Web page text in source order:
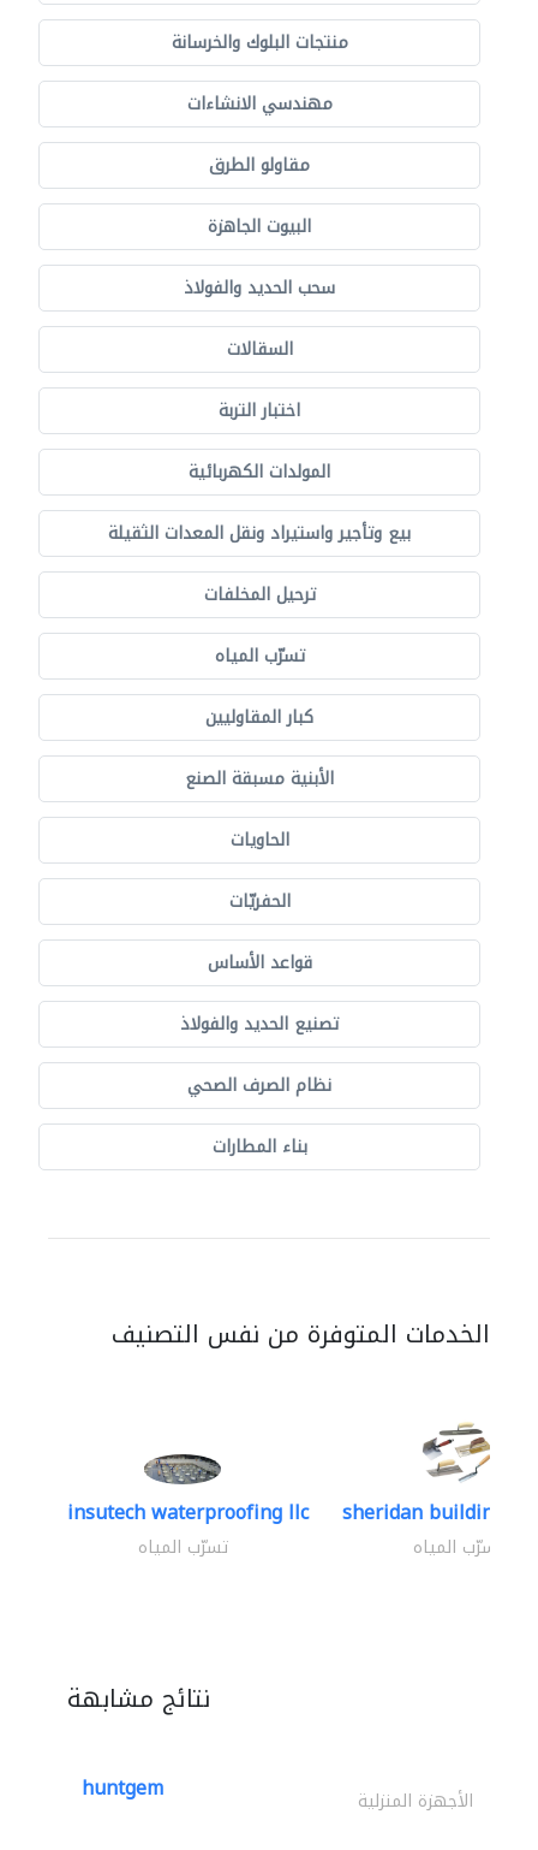
منتجات البلوك والخرسانة
مهندسي الانشاءات
مقاولو الطرق
البيوت الجاهزة
سحب الحديد والفولاذ
السقالات
اختبار التربة
المولدات الكهربائية
بيع وتأجير واستيراد ونقل المعدات الثقيلة
ترحيل المخلفات
تسرّب المياه
كبار المقاوليين
الأبنية مسبقة الصنع
الحاويات
الحفريّات
قواعد الأساس
تصنيع الحديد والفولاذ
نظام الصرف الصحي
بناء المطارات
الخدمات المتوفرة من نفس التصنيف
insutech waterproofing llc
تسرّب المياه
sheridan building
تسرّب المياه
نتائج مشابهة
huntgem الأجهزة المنزلية